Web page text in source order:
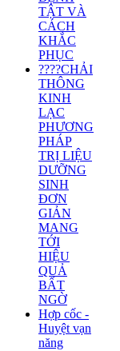
TẬT VÀ
CÁCH
KHẮC
PHỤC
????CHẢI
THÔNG
KINH
LẠC
PHƯƠNG
PHÁP
TRỊ LIỆU
DƯỠNG
SINH
ĐƠN
GIẢN
MANG
TỚI
HIỆU
QUẢ
BẤT
NGỜ
Hợp cốc -
Huyệt vạn
năng